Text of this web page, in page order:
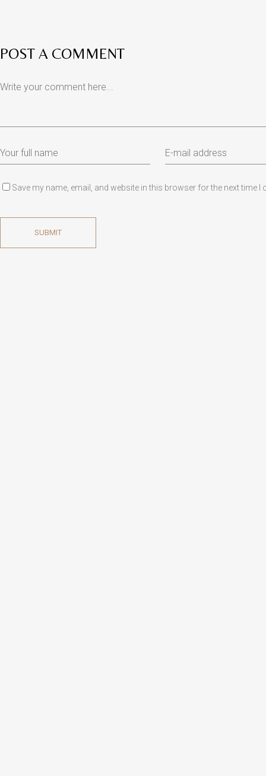
POST A COMMENT
Save my name, email, and website in this browser for the next time I